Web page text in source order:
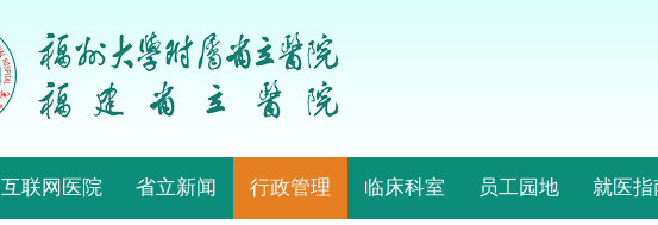
互联网医院 省立新闻 行政管理 临床科室 员工园地 就医指